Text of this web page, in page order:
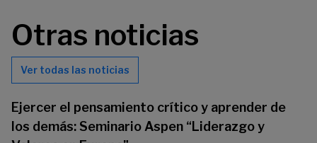
Otras noticias
Ver todas las noticias
Ejercer el pensamiento crítico y aprender de
los demás: Seminario Aspen “Liderazgo y